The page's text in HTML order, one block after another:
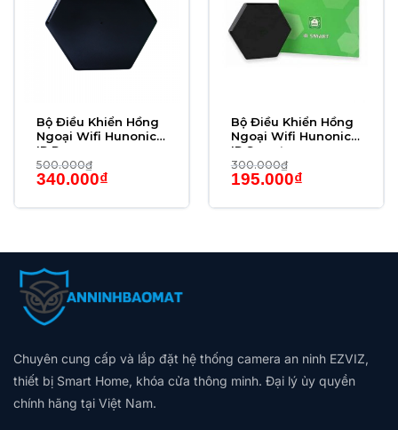
Bộ Điều Khiển Hồng
Ngoại Wifi Hunonic
IR Pro
500.000₫
Giá
gốc
500.000₫.
340.000₫Giá
hiện
là:
Bộ Điều Khiển Hồng
Ngoại Wifi Hunonic
IR Smart
300.000₫
Giá
gốc
300.000₫.
195.000₫Giá
hiện
là:
Chuyên cung cấp và lắp đặt hệ thống camera an ninh EZVIZ,
thiết bị Smart Home, khóa cửa thông minh. Đại lý ủy quyền
chính hãng tại Việt Nam.